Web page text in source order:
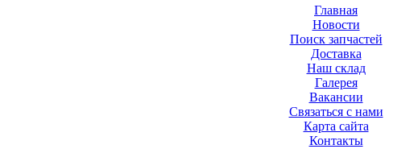
Главная
Новости
Поиск запчастей
Доставка
Наш склад
Галерея
Вакансии
Связаться с нами
Карта сайта
Контакты